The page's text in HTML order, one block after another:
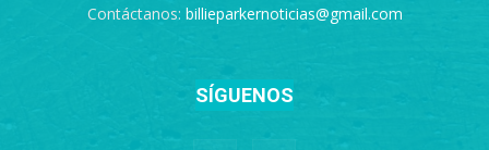
Contáctanos: billieparkernoticias@gmail.com
SÍGUENOS